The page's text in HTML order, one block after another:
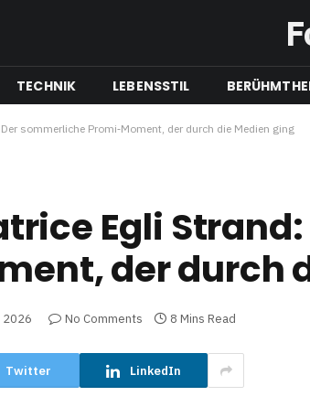
TECHNIK LEBENSSTIL
sommerliche Promi‑Moment, der durch die Medien ging
Egli
der durch
2026 No Comments 8 Mins Read
Twitter LinkedIn